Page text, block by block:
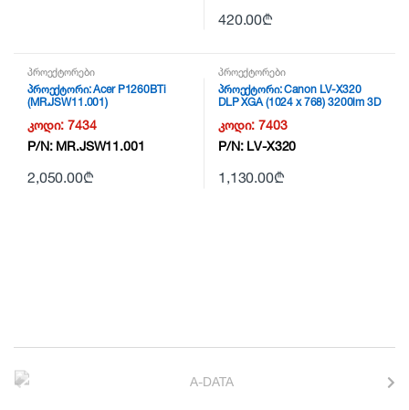
420.00₾
პროექტორები
პროექტორი: Acer P1260BTi
(MR.JSW11.001)
კოდი:7434
P/N: MR.JSW11.001
2,050.00₾
პროექტორები
პროექტორი: Canon LV-X320
DLP XGA (1024 x 768) 3200lm 3D
კოდი:7403
P/N: LV-X320
1,130.00₾